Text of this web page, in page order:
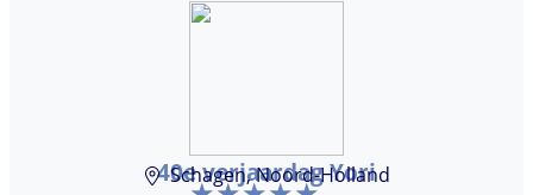
40e verjaardag Yori
Schagen, Noord-Holland